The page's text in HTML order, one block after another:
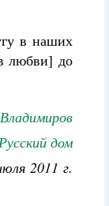
в наших
любви] до
дом
2011 г.